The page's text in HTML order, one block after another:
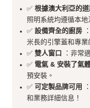
✅根據澳大利亞的
照明系統均遵循本地
✅設備齊全的廚房
米長的引擎蓋和專業
✅雙人窗口
：非常
✅ 電氣 & 安裝了氣
預安裝。
✅ 可定製品牌可用
和業務詳細信息！